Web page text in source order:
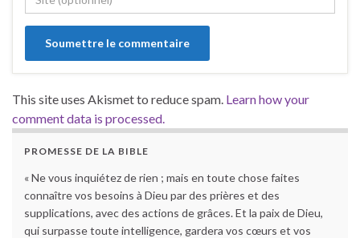
This site uses Akismet to reduce spam. Learn how your
comment data is processed.
PROMESSE DE LA BIBLE
« Ne vous inquiétez de rien ; mais en toute chose faites
connaître vos besoins à Dieu par des prières et des
supplications, avec des actions de grâces. Et la paix de Dieu,
qui surpasse toute intelligence, gardera vos cœurs et vos